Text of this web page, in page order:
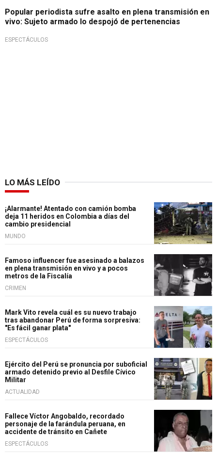
Popular periodista sufre asalto en plena transmisión en
vivo: Sujeto armado lo despojó de pertenencias
ESPECTÁCULOS
LO MÁS LEÍDO
¡Alarmante! Atentado con camión bomba
deja 11 heridos en Colombia a días del
cambio presidencial
MUNDO
Famoso influencer fue asesinado a balazos
en plena transmisión en vivo y a pocos
metros de la Fiscalía
CRIMEN
Mark Vito revela cuál es su nuevo trabajo
tras abandonar Perú de forma sorpresiva:
"Es fácil ganar plata"
ESPECTÁCULOS
Ejército del Perú se pronuncia por suboficial
armado detenido previo al Desfile Cívico
Militar
ACTUALIDAD
Fallece Víctor Angobaldo, recordado
personaje de la farándula peruana, en
accidente de tránsito en Cañete
ESPECTÁCULOS